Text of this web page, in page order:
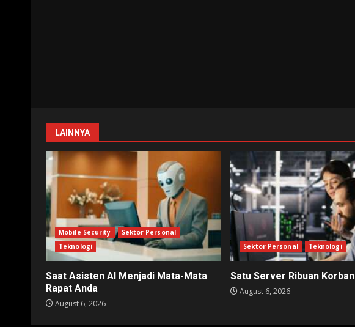
LAINNYA
Mobile Security
Sektor Personal
Teknologi
Saat Asisten AI Menjadi Mata-Mata
Rapat Anda
August 6, 2026
Sektor Personal Teknologi
Satu Server Ribuan Korban
August 6, 2026